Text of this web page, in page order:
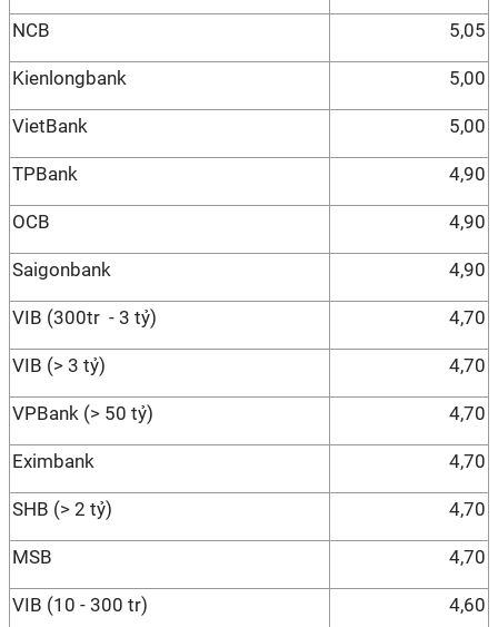
NCB 5,05
Kienlongbank 5,00
VietBank 5,00
TPBank 4,90
OCB 4,90
Saigonbank 4,90
VIB (300tr - 3 tỷ) 4,70
VIB (> 3 tỷ) 4,70
VPBank (> 50 tỷ) 4,70
Eximbank 4,70
SHB (> 2 tỷ) 4,70
MSB 4,70
VIB (10 - 300 tr) 4,60